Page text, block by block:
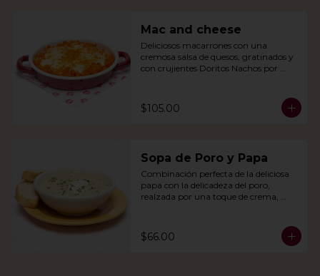
Mac and cheese
Deliciosos macarrones con una
cremosa salsa de quesos, gratinados y
con crujientes Doritos Nachos por
$105.00
Sopa de Poro y Papa
Combinación perfecta de la deliciosa
papa con la delicadeza del poro,
realzada por una toque de crema,
$66.00